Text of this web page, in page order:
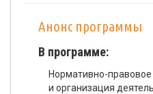
Анонс программы
В программе:
Нормативно-правовое
и организация